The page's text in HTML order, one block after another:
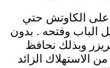
على الكاوتش حتي
الباب وفتحه . بدون
وبذلك نحافظ
الاستهلاك الزائد